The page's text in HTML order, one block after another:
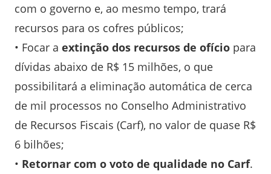
com o governo e, ao mesmo tempo, trará
recursos para os cofres públicos;
• Focar a extinção dos recursos de ofício para
dívidas abaixo de R$ 15 milhões, o que
possibilitará a eliminação automática de cerca
de mil processos no Conselho Administrativo
de Recursos Fiscais (Carf), no valor de quase R$
6 bilhões;
• Retornar com o voto de qualidade no Carf.